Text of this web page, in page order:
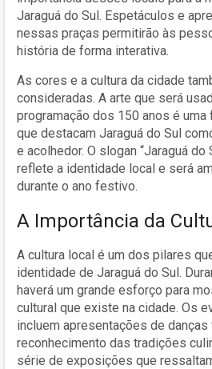
Jaraguá do Sul. Espetáculos e
nessas praças permitirão às
história de forma interativa.
As cores e a cultura da cidade
consideradas. A arte que será
programação dos 150 anos é
que destacam Jaraguá do Sul
e acolhedor. O slogan “Jaraguá do
reflete a identidade local e será
durante o ano festivo.
A Importância da
A cultura local é um dos pilares
identidade de Jaraguá do Sul.
haverá um grande esforço para
cultural que existe na cidade. Os
incluem apresentações de
reconhecimento das tradições
série de exposições que